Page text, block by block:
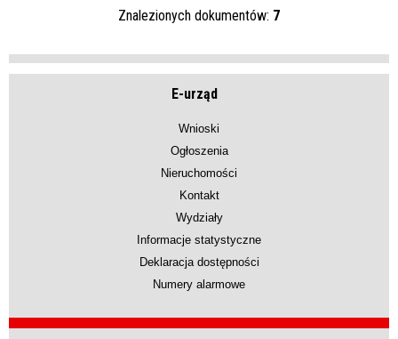
Znalezionych dokumentów: 7
E-urząd
Wnioski
Ogłoszenia
Nieruchomości
Kontakt
Wydziały
Informacje statystyczne
Deklaracja dostępności
Numery alarmowe